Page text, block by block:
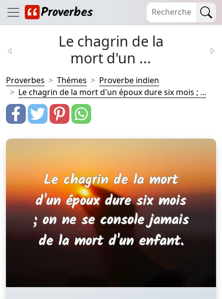
Le chagrin de la
mort d'un ...
Proverbes Thémes
Proverbe indien
Le chagrin de la mort d'un époux dure six mois ; ...